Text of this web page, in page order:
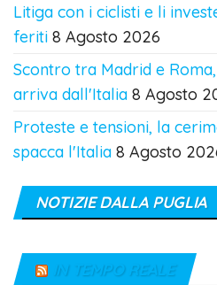
Litiga con i ciclisti e li
feriti 8 Agosto 2026
Scontro tra Madrid e
arriva dall'Italia 8 Agosto
Proteste e tensioni, la
spacca l'Italia 8 Agosto
NOTIZIE DALLA PUGLIA
IN TEMPO REALE